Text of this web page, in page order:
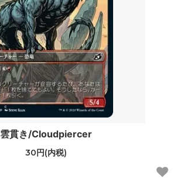
雲貫き/Cloudpiercer
30円(内税)